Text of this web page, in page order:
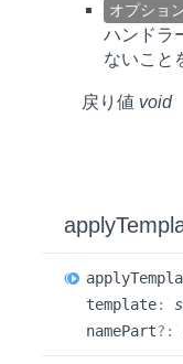
オプショ
ハンドラ
ないこと
戻り値 void
apply
apply
template:
namePart?: